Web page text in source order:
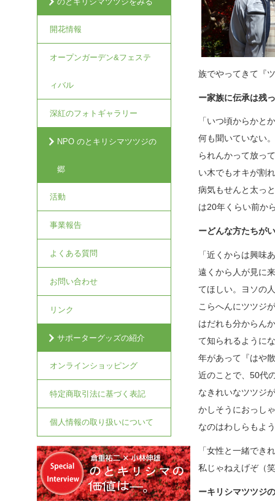
族でやってきて『
ー家族に伝承は残
「いつ頃からかと
何も聞いていない
られんかって放っ
い木でもオキが割
病気もせんと太っ
は20年くらい前か
ーどんな方たちが
「近くからは興味
遠くから人が見に
てほしい。ヨソの
こらへんにツツジ
はだれも分からん
て知られるように
年があって『はや
近のことで、50代
なきれいなツツジ
かしそうにおっし
なのはわしらもよ
「女性と一緒でき
私じゃねえげぞ（
ーキリシマツツジ
開花情報
オープンガーデン&フェステ
ィバル
深紅のフォトギャラリー
NPO のとキリシマツツジの
郷
活動
事業報告
よくある質問
お問い合わせ
リンク
サポーターグッズの紹介
オンラインショッピング
特定商取引法に基づく表記
個人情報の取り扱いについて